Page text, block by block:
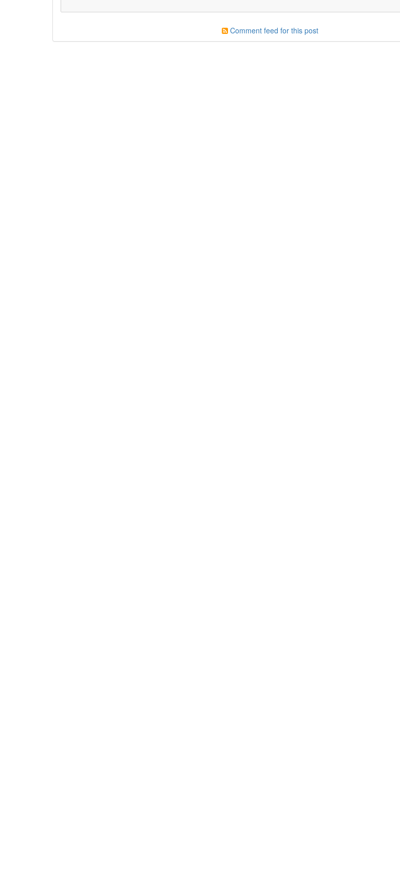
Comment feed for this post